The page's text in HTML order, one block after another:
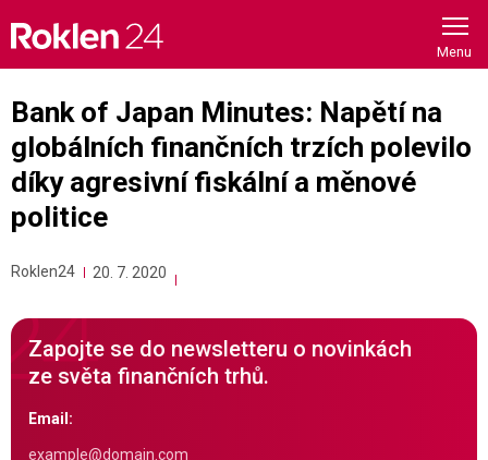
content
Bank of Japan Minutes: Napětí na
globálních finančních trzích polevilo
díky agresivní fiskální a měnové
politice
Roklen24 20. 7. 2020
Zapojte se do newsletteru o novinkách
ze světa finančních trhů.
Email: